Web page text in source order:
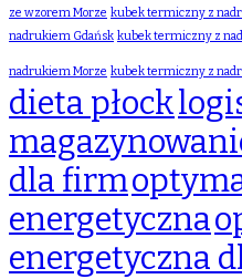
ze wzorem Morze kubek termiczny z
nadrukiem Gdańsk kubek termiczny z
nadrukiem Morze kubek termiczny z
dieta płock
dla firm
energetyczna
energetyczna